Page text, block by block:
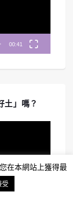
00:41
土」嗎？
在本網站上獲得最
受